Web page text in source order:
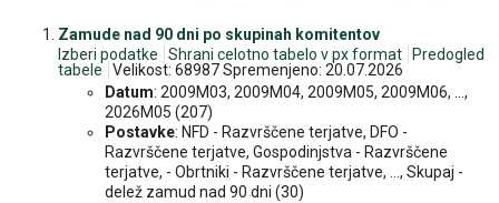
Zamude nad 90 dni po skupinah komitentov
Izberi podatke
Shrani celotno tabelo v px format
Predogled
tabele
Velikost: 68987 Spremenjeno: 20.07.2026
Datum: 2009M03, 2009M04, 2009M05, 2009M06, ...,
2026M05 (207)
Postavke: NFD - Razvrščene terjatve, DFO -
Razvrščene terjatve, Gospodinjstva - Razvrščene
terjatve, - Obrtniki - Razvrščene terjatve, ..., Skupaj -
delež zamud nad 90 dni (30)